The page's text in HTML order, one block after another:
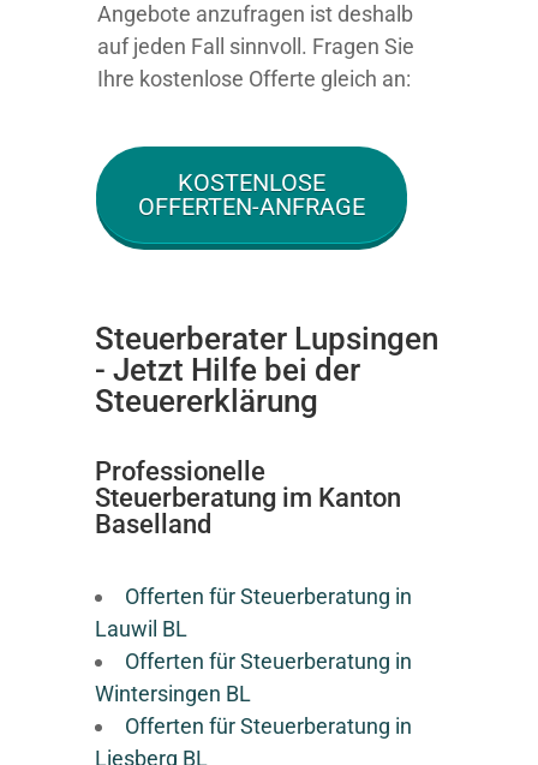
Angebote anzufragen ist deshalb
auf jeden Fall sinnvoll. Fragen Sie
Ihre kostenlose Offerte gleich an:
KOSTENLOSE
OFFERTEN-ANFRAGE
Steuerberater Lupsingen
- Jetzt Hilfe bei der
Steuererklärung
Professionelle
Steuerberatung im Kanton
Baselland
Offerten für Steuerberatung in
Lauwil BL
Offerten für Steuerberatung in
Wintersingen BL
Offerten für Steuerberatung in
Liesberg BL